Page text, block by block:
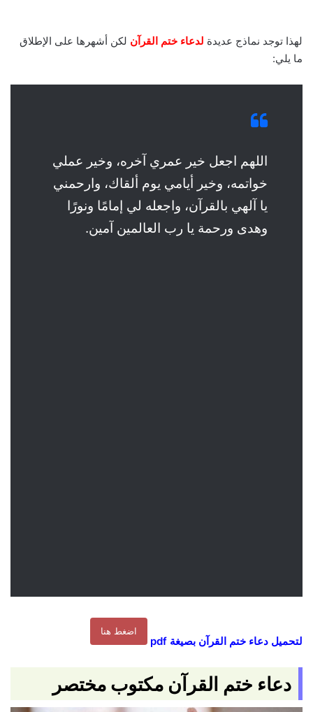
لهذا توجد نماذج عديدة لدعاء ختم القرآن لكن أشهرها على الإطلاق
ما يلي:
اللهم اجعل خير عمري آخره، وخير عملي
خواتمه، وخير أيامي يوم ألقاك، وارحمني
يا آلهي بالقرآن، واجعله لي إمامًا ونورًا
وهدى ورحمة يا رب العالمين آمين.
لتحميل دعاء ختم القرآن بصيغة pdf
اضغط هنا
دعاء ختم القرآن مكتوب مختصر